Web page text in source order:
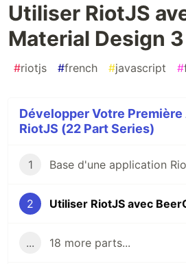
Utiliser RiotJS
Material Design 3
#riotjs #french #javascript #
Développer Votre
RiotJS (22 Part Series)
1 Base d'une application
2
... 18 more parts...